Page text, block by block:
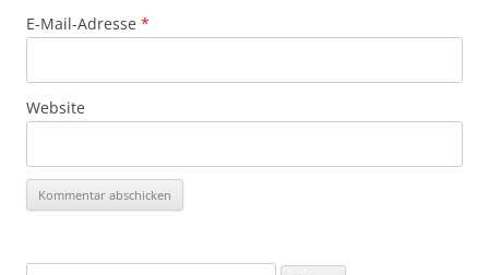
E-Mail-Adresse *
Website